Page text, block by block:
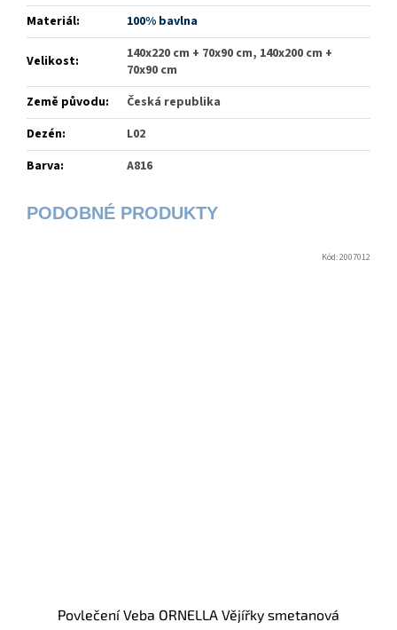
Materiál: 100% bavlna
Velikost:
140x220 cm + 70x90 cm, 140x200 cm +
70x90 cm
Země původu:
Česká republika
Dezén:
L02
Barva: A816
Povlečení Veba ORNELLA Vějířky smetanová
Kód:2007012